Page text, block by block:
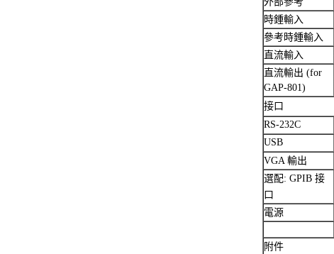
時鍾輸入
參考時鍾輸入
直流輸入
直流輸出 (for
GAP-801)
接口
RS-232C
USB
VGA 輸出
選配: GPIB 接
口
電源
附件